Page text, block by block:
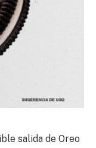
salida de Oreo